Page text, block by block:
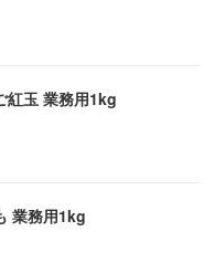
紅玉 業務用1kg
業務用1kg